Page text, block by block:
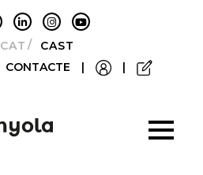
CATALÀCASTELLANO
CONTACTE | |